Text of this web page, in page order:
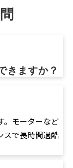
きますか？
。モーターなど
スで長時間過酷